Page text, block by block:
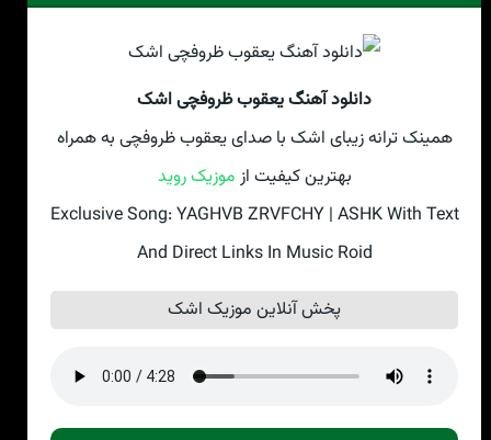
دانلود آهنگ یعقوب ظروفچی اشک
همینک ترانه زیبای اشک با صدای یعقوب ظروفچی به همراه
بهترین کیفیت از موزیک روید
Exclusive Song: YAGHVB ZRVFCHY | ASHK With Text
And Direct Links In Music Roid
پخش آنلاین موزیک اشک